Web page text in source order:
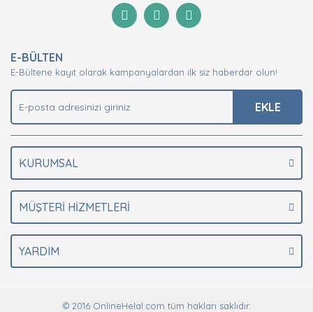
Yorum Yaz
Görüş ve önerileriniz için teşekkür ederiz.
Ürün açıklamasında eksik bilgiler bulunuyor.
Ürün bilgilerinde hatalar bulunuyor.
E-BÜLTEN
E-Bültene kayıt olarak kampanyalardan ilk siz haberdar olun!
EKLE
KURUMSAL
MÜŞTERİ HİZMETLERİ
YARDIM
© 2016 OnlineHelal.com tüm hakları saklıdır.